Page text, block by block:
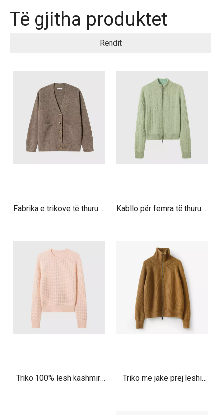
Të gjitha produktet
Rendit
Fabrika e trikove të thurura
me porosi OEM
Kabllo për femra të thurura
Prodhuesi | Triko klasike
triko me ngjyrë jeshile të
çelur me zinxhir
Triko 100% lesh kashmiri Triko me jakë prej leshi